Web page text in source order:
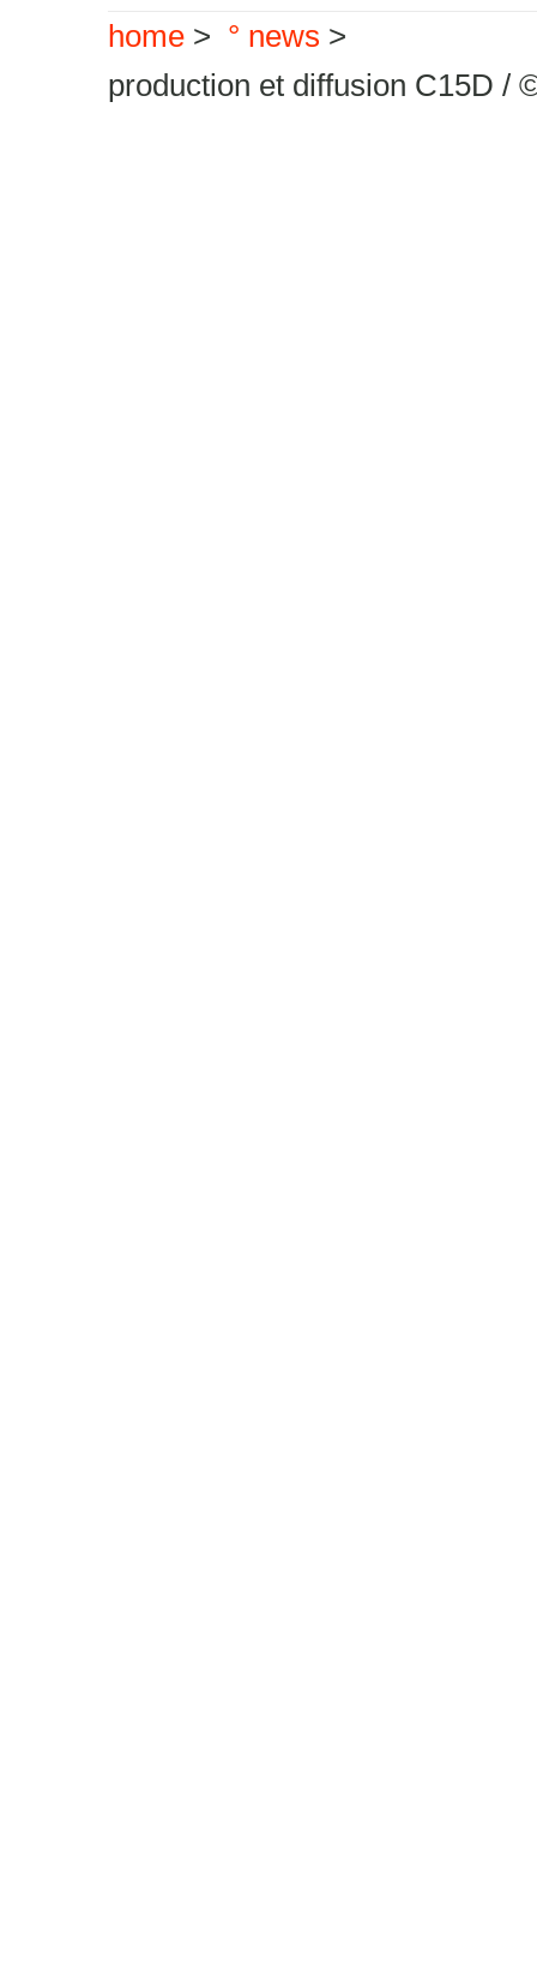
home > ° news >
production et diffusion C15D /